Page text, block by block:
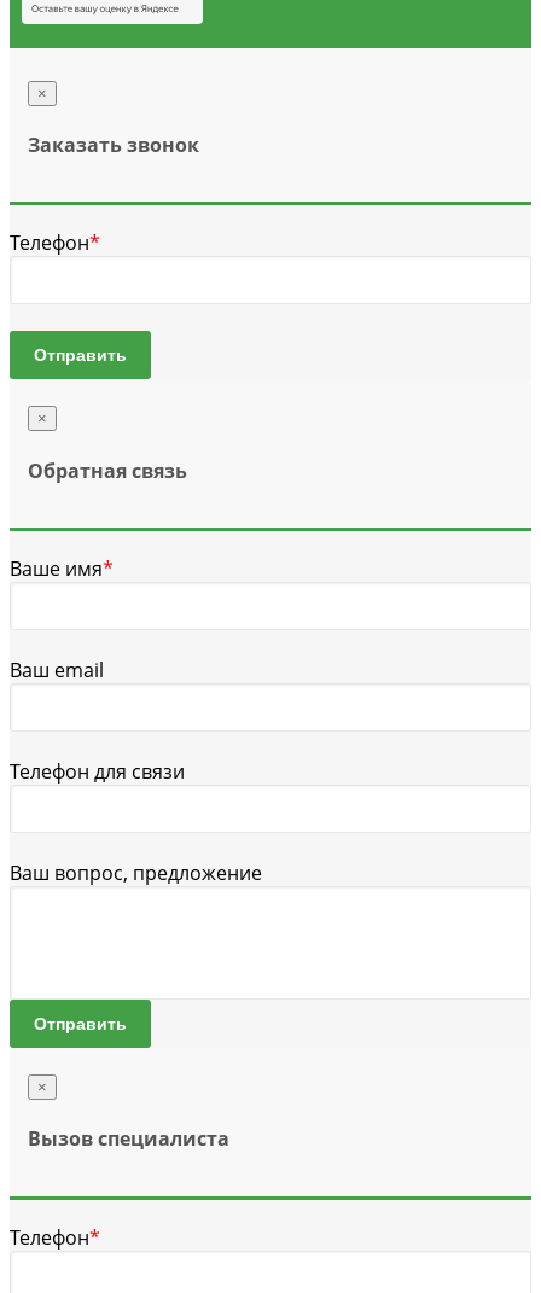
×
Заказать звонок
Телефон*
Отправить
×
Обратная связь
Ваше имя*
Ваш email
Телефон для связи
Ваш вопрос, предложение
Отправить
×
Вызов специалиста
Телефон*